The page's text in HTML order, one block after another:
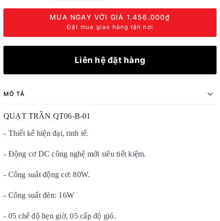
MUA NGAY VỚI GIÁ 1.456.000₫
Đặt mua giao hàng tận nơi
Liên hệ đặt hàng
MÔ TẢ
QUẠT TRẦN QT06-B-01
- Thiết kế hiện đại, tinh tế.
- Động cơ DC công nghệ mới siêu tiết kiệm.
- Công suất động cơ: 80W.
- Công suất đèn: 16W
- 05 chế độ hẹn giờ, 05 cấp độ gió.